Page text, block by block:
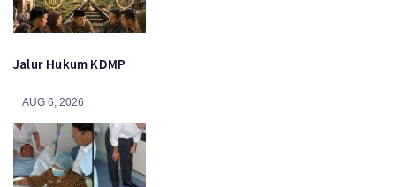
Jalur Hukum KDMP
AUG 6, 2026